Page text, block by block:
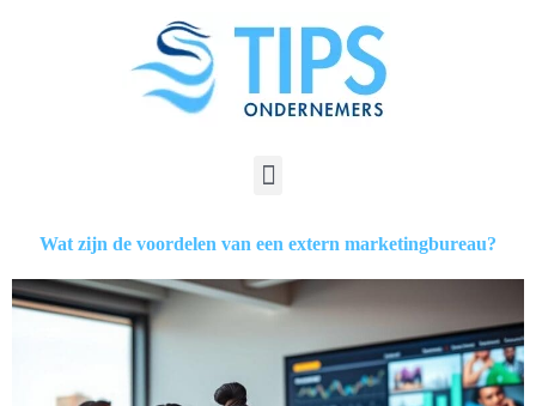
Wat zijn de voordelen van een extern marketingbureau?